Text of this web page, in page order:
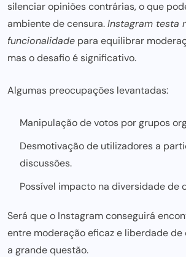
silenciar opiniões contrárias, o que
ambiente de censura.Instagram testa
funcionalidade para equilibrar
mas o desafio é significativo.
Algumas preocupações levantadas:
Manipulação de votos por grupos
Desmotivação de utilizadores a
discussões.
Possível impacto na diversidade de
Será que o Instagram conseguirá
entre moderação eficaz e liberdade de
a grande questão.